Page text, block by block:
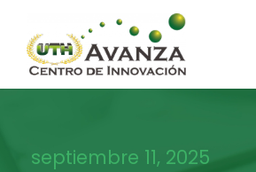
septiembre 11, 2025